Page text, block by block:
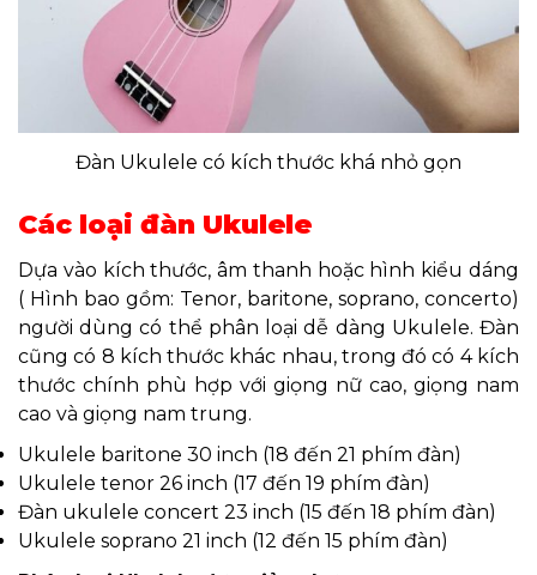
Đàn Ukulele có kích thước khá nhỏ gọn
Các loại đàn Ukulele
Dựa vào kích thước, âm thanh hoặc hình kiểu dáng
( Hình bao gồm: Tenor, baritone, soprano, concerto)
người dùng có thể phân loại dễ dàng Ukulele. Đàn
cũng có 8 kích thước khác nhau, trong đó có 4 kích
thước chính phù hợp với giọng nữ cao, giọng nam
cao và giọng nam trung.
Ukulele baritone 30 inch (18 đến 21 phím đàn)
Ukulele tenor 26 inch (17 đến 19 phím đàn)
Đàn ukulele concert 23 inch (15 đến 18 phím đàn)
Ukulele soprano 21 inch (12 đến 15 phím đàn)